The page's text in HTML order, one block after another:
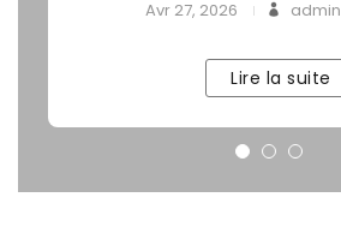
Avr 27, 2026 admin
Lire la suite